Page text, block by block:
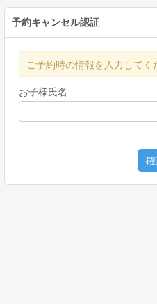
予約キャンセル認証
ご予約時の情報を入力してく
お子様氏名